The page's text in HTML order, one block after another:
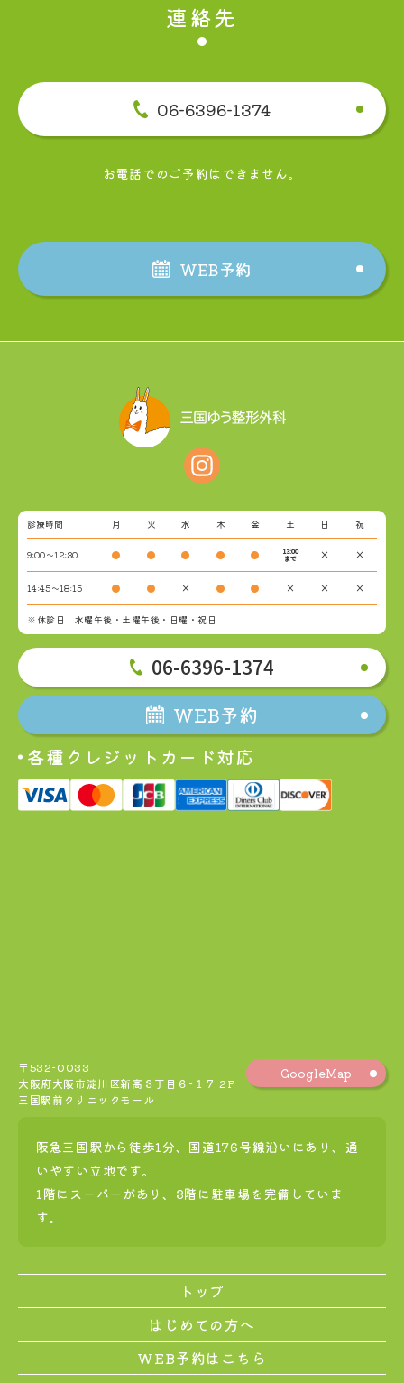
連絡先
06-6396-1374
お電話でのご予約はできません。
WEB予約
診療時間 月 火 水 木 金 土 日 祝
9:00～12:30 ● ● ● ● ●
13:00
まで
× ×
14:45～18:15 ● ● × ● ● × × ×
※休診日 水曜午後・土曜午後・日曜・祝日
06-6396-1374
WEB予約
各種クレジットカード対応
〒532-0033
大阪府大阪市淀川区新高３丁目６−１７ 2F
三国駅前クリニックモール
GoogleMap
阪急三国駅から徒歩1分、国道176号線沿いにあり、通
いやすい立地です。
1階にスーパーがあり、3階に駐車場を完備していま
す。
トップ
はじめての方へ
WEB予約はこちら